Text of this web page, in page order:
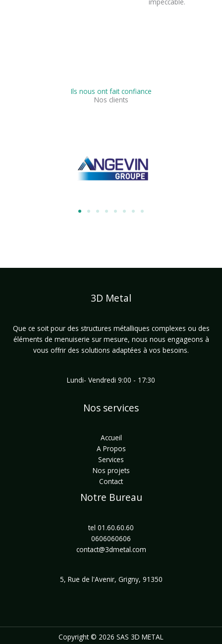
impeccable.
Ils nous ont fait confiance
Nos clients
3D Metal
Que ce soit pour des structures métalliques complexes ou des
éléments de menuiserie sur mesure, nous nous engageons à
vous offrir des solutions adaptées à vos besoins.
Lundi- Vendredi 9:00 - 17:30
Nos services
Accueil
A Propos
Services
Nos projets
Contact
Notre Bureau
tel 01.60.60.60
0606060606
contact@3dmetal.com
5, Rue de l'Avenir, Grigny, 91350
Copyright © 2026 SAS 3D METAL